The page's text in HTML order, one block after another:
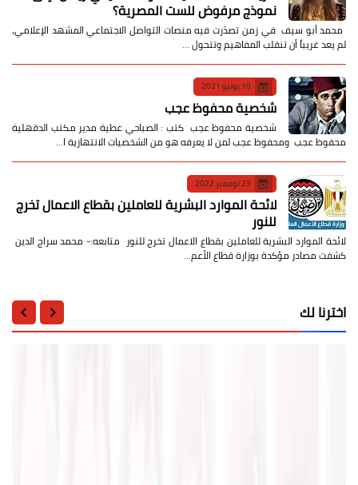
نموذج مرفوض للست المصرية؟
​ محمد أبو سيف ​في زمن تصدّرت فيه منصات التواصل الاجتماعي المشهد الإعلامي،
لم يعد غريباً أن تنقلب المفاهيم وتتحول …
10 يونيو 2021
شخصية محفوظ عجب
شخصية محفوظ عجب كتب : الصباحي عطية مدير مكتب الدقهلية
محفوظ عجب ومحفوظ عجب لمن لا يعرفه هو من الشخصيات الانتهازية ا…
23 نوفمبر 2022
لائحة الموارد البشرية للعاملين بقطاع الاعمال تخرج
للنور
لائحة الموارد البشرية للعاملين بقطاع الاعمال تخرج للنور متابعه:- محمد سراج الدين
كشفت مصادر مؤكدة بوزارة قطاع الأعم…
اخترنا لك